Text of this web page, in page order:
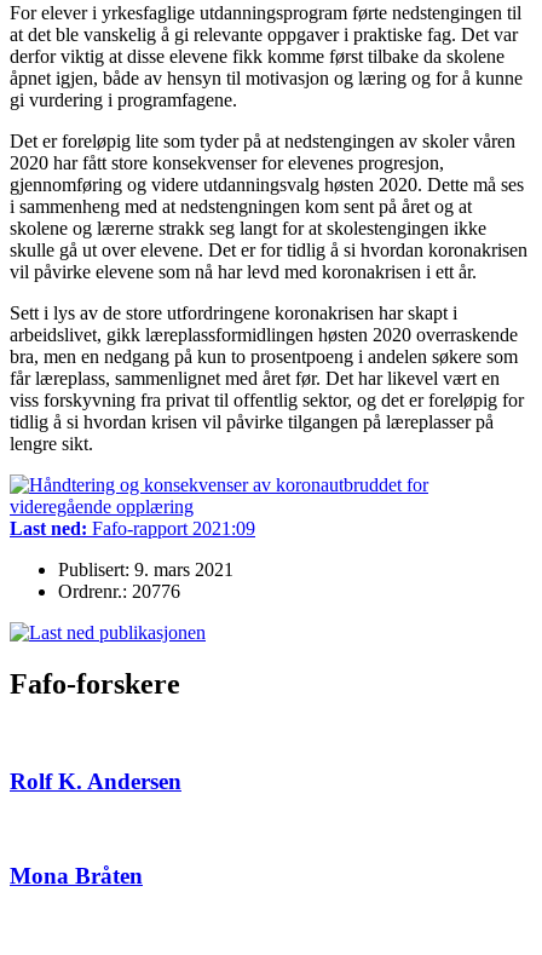
For elever i yrkesfaglige utdanningsprogram førte nedstengingen til
at det ble vanskelig å gi relevante oppgaver i praktiske fag. Det var
derfor viktig at disse elevene fikk komme først tilbake da skolene
åpnet igjen, både av hensyn til motivasjon og læring og for å kunne
gi vurdering i programfagene.
Det er foreløpig lite som tyder på at nedstengingen av skoler våren
2020 har fått store konsekvenser for elevenes progresjon,
gjennomføring og videre utdanningsvalg høsten 2020. Dette må ses
i sammenheng med at nedstengningen kom sent på året og at
skolene og lærerne strakk seg langt for at skolestengingen ikke
skulle gå ut over elevene. Det er for tidlig å si hvordan koronakrisen
vil påvirke elevene som nå har levd med koronakrisen i ett år.
Sett i lys av de store utfordringene koronakrisen har skapt i
arbeidslivet, gikk læreplassformidlingen høsten 2020 overraskende
bra, men en nedgang på kun to prosentpoeng i andelen søkere som
får læreplass, sammenlignet med året før. Det har likevel vært en
viss forskyvning fra privat til offentlig sektor, og det er foreløpig for
tidlig å si hvordan krisen vil påvirke tilgangen på læreplasser på
lengre sikt.
Last ned: Fafo-rapport 2021:09
Publisert: 9. mars 2021
Ordrenr.: 20776
Fafo-forskere
Rolf K. Andersen
Mona Bråten